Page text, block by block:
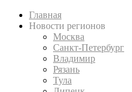
Главная
Новости регионов
Москва
Санкт-Петербург
Владимир
Рязань
Тула